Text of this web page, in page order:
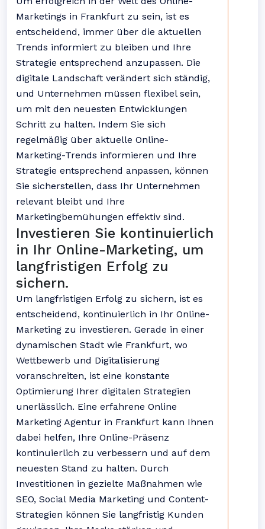
Marketings in Frankfurt zu sein, ist es
entscheidend, immer über die aktuellen
Trends informiert zu bleiben und Ihre
Strategie entsprechend anzupassen. Die
digitale Landschaft verändert sich ständig,
und Unternehmen müssen flexibel sein,
um mit den neuesten Entwicklungen
Schritt zu halten. Indem Sie sich
regelmäßig über aktuelle Online-
Marketing-Trends informieren und Ihre
Strategie entsprechend anpassen, können
Sie sicherstellen, dass Ihr Unternehmen
relevant bleibt und Ihre
Marketingbemühungen effektiv sind.
Investieren Sie kontinuierlich
in Ihr Online-Marketing, um
langfristigen Erfolg zu
sichern.
Um langfristigen Erfolg zu sichern, ist es
entscheidend, kontinuierlich in Ihr Online-
Marketing zu investieren. Gerade in einer
dynamischen Stadt wie Frankfurt, wo
Wettbewerb und Digitalisierung
voranschreiten, ist eine konstante
Optimierung Ihrer digitalen Strategien
unerlässlich. Eine erfahrene Online
Marketing Agentur in Frankfurt kann Ihnen
dabei helfen, Ihre Online-Präsenz
kontinuierlich zu verbessern und auf dem
neuesten Stand zu halten. Durch
Investitionen in gezielte Maßnahmen wie
SEO, Social Media Marketing und Content-
Strategien können Sie langfristig Kunden